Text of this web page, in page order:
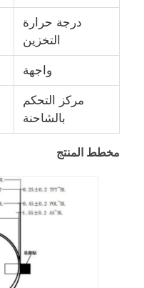
شاشة LCD للسيارة
شاشة LCD دائرية
لوحة الشاشة الملموسة
درجة حرارة
التخزين
واجهة
مركز التحكم
بالشاحنة
مخطط المنتج